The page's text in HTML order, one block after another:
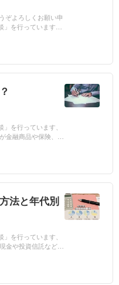
ぞよろしくお願い申
を行っています、
を行っています、
金融商品や保険、不
法と年代別
を行っています、
金や投資信託など金